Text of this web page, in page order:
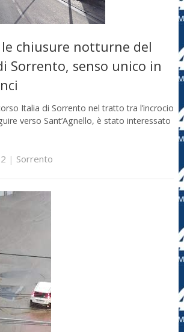
chiusure notturne del
Sorrento, senso unico in
Italia di Sorrento nel tratto tra l’incrocio
verso Sant’Agnello, è stato interessato
| Sorrento